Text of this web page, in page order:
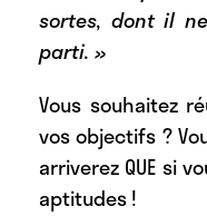
sortes, dont il
parti. »
Vous souhaitez
vos objectifs ?
arriverez QUE si
aptitudes !